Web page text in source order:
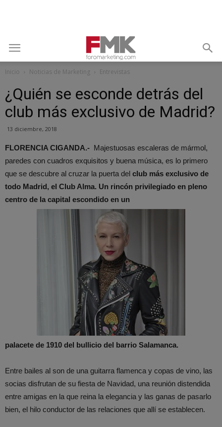
Inicio Noticias de Marketing Entrevistas
¿Quién se esconde detrás del
club más exclusivo de Madrid?
13 diciembre, 2018
FLORENCIA CIGANDA.- Majestuosas escaleras de mármol,
paredes con cuadros exquisitos y buena música, es lo primero
que se descubre al cruzar la puerta del club más exclusivo de
todo Madrid, el Club Alma. Un rincón privilegiado en pleno
centro de la capital escondido en un
palacete de 1910 del bullicio del barrio Salamanca.
Entre bailes al son de una guitarra flamenca y copas de vino, las
socias disfrutan de su fiesta de Navidad, una reunión distendida
entre amigas en la que reina la elegancia y las ganas de pasarlo
bien, el hilo conductor de las relaciones que allí se establecen.